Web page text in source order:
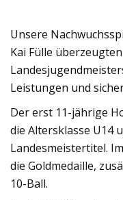
Unsere
Kai Fülle
Leistungen und
Der erst 11-jährige
die Altersklasse U14
Landesmeistertitel.
die Goldmedaille,
10-Ball.